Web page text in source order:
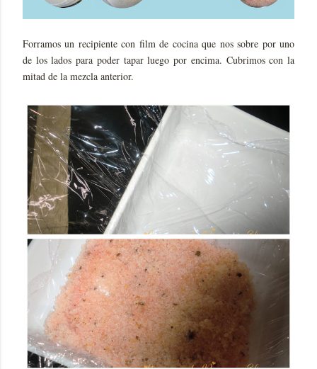
Forramos un recipiente con film de cocina que nos sobre por uno
de los lados para poder tapar luego por encima. Cubrimos con la
mitad de la mezcla anterior.